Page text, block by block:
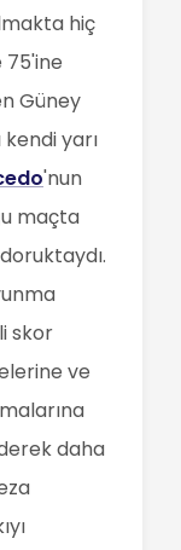
hiç
Güney
kendi yarı
'nun
maçta
skor
ve
daha